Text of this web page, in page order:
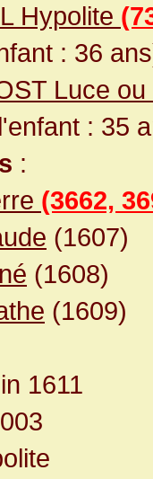
Hypolite
: 36
Luce
: 35
:
(3662,
(1607)
(1608)
(1609)
1611